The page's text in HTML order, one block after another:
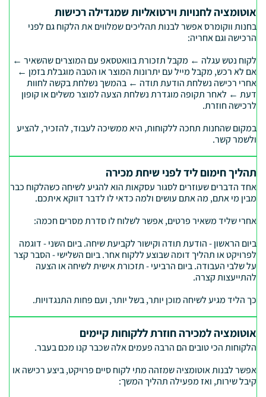
אוטומציה לחנויות וירטואליות שמגדילה רכישות
בחנות ווקומרס אפשר לבנות תהליכים שמלווים את הלקוח גם לפני
הרכישה וגם אחריה:
לקוח נטש עגלה ← מקבל תזכורת בוואטסאפ עם המוצרים שהשאיר ←
אם לא רכש, מקבל מייל עם יתרונות המוצר או הטבה מוגבלת בזמן ←
אחרי רכישה נשלחת הודעת תודה ← בהמשך נשלחת בקשה לחוות
דעת ← לאחר תקופה מוגדרת נשלחת הצעה למוצר משלים או קופון
לרכישה חוזרת.
במקום שהחנות תחכה ללקוחות, היא ממשיכה לעבוד, להזכיר, להציע
ולשמר קשר.
תהליך חימום ליד לפני שיחת מכירה
אחד הדברים שעוזרים לסגור עסקאות הוא להגיע לשיחה כשהלקוח כבר
מבין מי אתם, מה אתם עושים ולמה כדאי לו לדבר דווקא איתכם.
אחרי שליד משאיר פרטים, אפשר לשלוח לו סדרת מסרים חכמה:
ביום הראשון - הודעת תודה וקישור לקביעת שיחה. ביום השני - דוגמה
לפרויקט או תהליך דומה שבוצע ללקוח אחר. ביום השלישי - הסבר קצר
על שלבי העבודה. ביום הרביעי - תזכורת אישית לשיחה או הצעה
להתייעצות קצרה.
כך הליד מגיע לשיחה מוכן יותר, בשל יותר, ועם פחות התנגדויות.
אוטומציה למכירה חוזרת ללקוחות קיימים
הלקוחות הכי טובים הם הרבה פעמים אלה שכבר קנו מכם בעבר.
אפשר לבנות אוטומציה שמזהה מתי לקוח סיים פרויקט, ביצע רכישה או
קיבל שירות, ואז מפעילה תהליך המשך: